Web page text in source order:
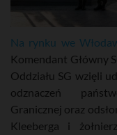
Na rynku we
Komendant Główny
Oddziału SG wzięli
odznaczeń
Granicznej oraz
Kleeberga i